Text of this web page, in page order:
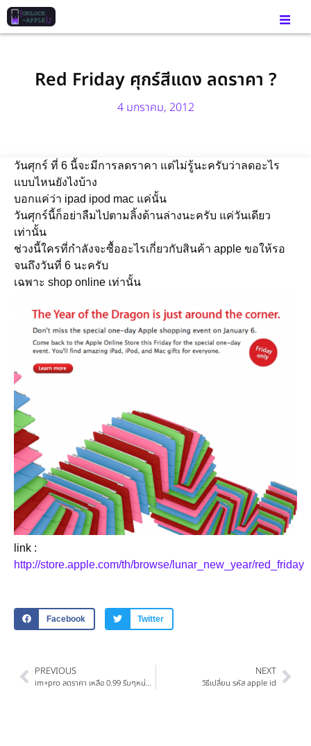
Red Friday ศุกร์สีแดง ลดราคา ?
4 มกราคม, 2012
วันศุกร์ ที่ 6 นี้จะมีการลดราคา แต่ไม่รู้นะครับว่าลดอะไร
แบบไหนยังไงบ้าง
บอกแค่ว่า ipad ipod mac แค่นั้น
วันศุกร์นี้ก็อย่าลืมไปตามลิ้งด้านล่างนะครับ แค่วันเดียว
เท่านั้น
ช่วงนี้ใครที่กำลังจะซื้ออะไรเกี่ยวกับสินค้า apple ขอให้รอ
จนถึงวันที่ 6 นะครับ
เฉพาะ shop online เท่านั้น
link :
http://store.apple.com/th/browse/lunar_new_year/red_friday
Facebook Twitter
PREVIOUS
im+pro ลดราคา เหลือ 0.99 รีบๆหน่อยนะครับ
NEXT
วิธีเปลี่ยน รหัส apple id